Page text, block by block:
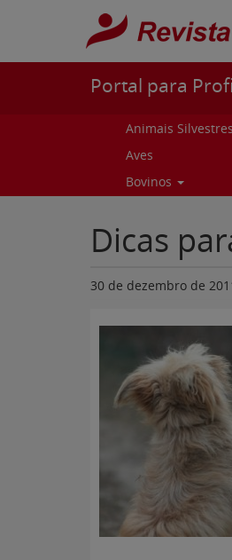
Pular para o conteúdo
Portal para
Animais Silvestres
Aves
Bovinos
Dicas
30 de dezembro de